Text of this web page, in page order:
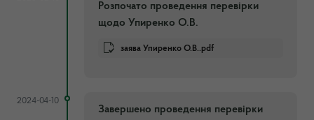
Розпочато проведення перевірки
щодо Упиренко О.В.
заява Упиренко О.В..pdf
2024-04-10
Завершено проведення перевірки